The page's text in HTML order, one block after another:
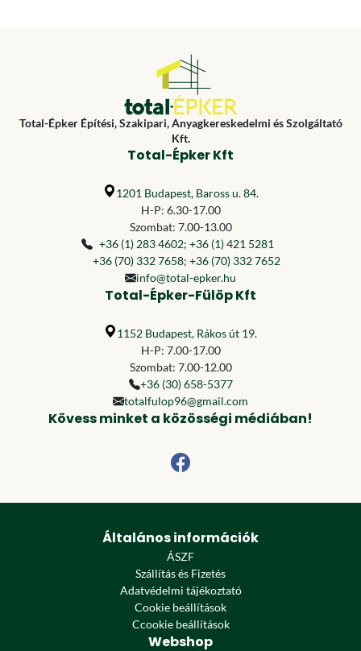
Total-Épker Építési, Szakipari, Anyagkereskedelmi és Szolgáltató
Kft.
Total-Épker Kft
1201 Budapest, Baross u. 84.
H-P: 6.30-17.00
Szombat: 7.00-13.00
+36 (1) 283 4602; +36 (1) 421 5281
+36 (70) 332 7658; +36 (70) 332 7652
info@total-epker.hu
Total-Épker-Fülöp Kft
1152 Budapest, Rákos út 19.
H-P: 7.00-17.00
Szombat: 7.00-12.00
+36 (30) 658-5377
totalfulop96@gmail.com
Kövess minket a közösségi médiában!
Általános információk
ÁSZF
Szállítás és Fizetés
Adatvédelmi tájékoztató
Cookie beállítások
Ccookie beállítások
Webshop